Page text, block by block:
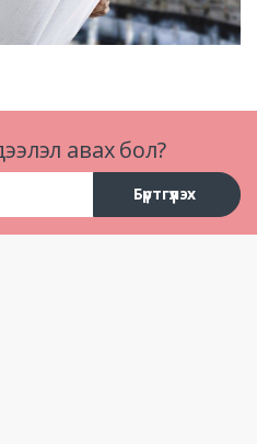
авах бол?
Бүртгүүлэх